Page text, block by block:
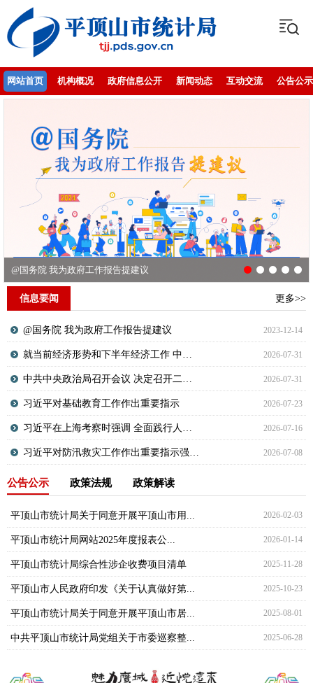
网站首页 机构概况 政府信息公开 新闻动态 互动交流 公告公示
@国务院 我为政府工作报告提建议
市委第九巡察组巡察市统计局党组工作动员会召开
@国务院 我为政府工作报告提建议 更多>>
信息要闻
2023-12-14
@国务院 我为政府工作报告提建议
2026-07-31
2026-07-31
2026-07-23
习近平对基础教育工作作出重要指示
2026-07-16
2026-07-08
公告公示 政策法规 政策解读
2026-02-03
平顶山市统计局关于同意开展平顶山市用...
2026-01-14
平顶山市统计局网站2025年度报表公...
2025-11-28
平顶山市统计局综合性涉企收费项目清单
2025-10-23
平顶山市人民政府印发《关于认真做好第...
2025-08-01
平顶山市统计局关于同意开展平顶山市居...
2025-06-28
中共平顶山市统计局党组关于市委巡察整...